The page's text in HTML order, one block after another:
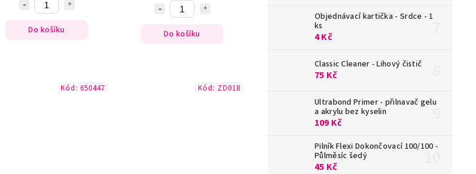
Objednávací kartička - Srdce - 1
ks
4 Kč
Classic Cleaner - Lihový čistič
75 Kč
Ultrabond Primer - přilnavač gelu
a akrylu bez kyselin
109 Kč
Pilník Flexi Dokončovací 100/100 -
Půlměsíc šedý
45 Kč
Do košíku Do košíku
Kód: 650447 Kód: ZD018